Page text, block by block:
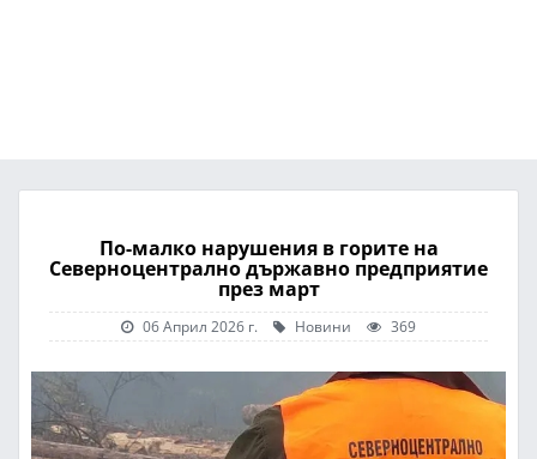
По-малко нарушения в горите на
Северноцентрално държавно предприятие
през март
06 Април 2026 г. Новини 369